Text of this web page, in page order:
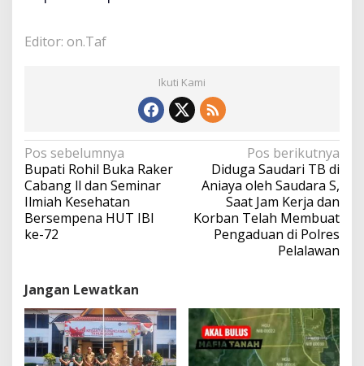
Editor: on.Taf
Ikuti Kami
N
a
v
i
g
a
s
o
s
Pos sebelumnya
Bupati Rohil Buka Raker
Cabang ll dan Seminar
Ilmiah Kesehatan
Bersempena HUT IBI
ke-72
Pos berikutnya
Diduga Saudari TB di
Aniaya oleh Saudara S,
Saat Jam Kerja dan
Korban Telah Membuat
Pengaduan di Polres
Pelalawan
Jangan Lewatkan